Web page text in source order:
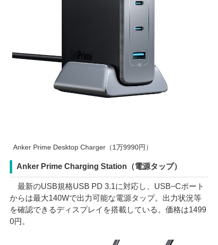
Anker Prime Desktop Charger（1万9990円）
Anker Prime Charging Station（電源タップ）
最新のUSB規格USB PD 3.1に対応し、USB−Cポート
からは最大140Wで出力可能な電源タップ。出力状況等
を確認できるディスプレイを搭載している。価格は1499
0円。